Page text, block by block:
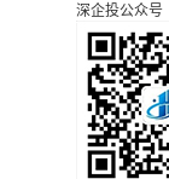
深企投公众号